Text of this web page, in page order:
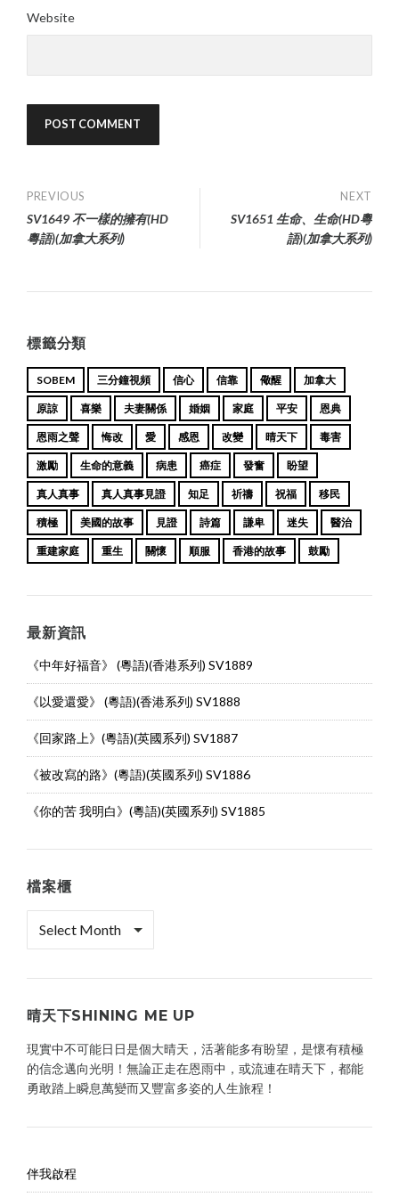
Website
Post
navigation
PREVIOUS
SV1649 不一樣的擁有(HD
粵語)(加拿大系列)
NEXT
SV1651 生命、生命(HD粵
語)(加拿大系列)
標籤分類
SOBEM 三分鐘視頻 信心 信靠 儆醒 加拿大
原諒 喜樂 夫妻關係 婚姻 家庭 平安 恩典
恩雨之聲 悔改 愛 感恩 改變 晴天下 毒害
激勵 生命的意義 病患 癌症 發奮 盼望
真人真事 真人真事見證 知足 祈禱 祝福 移民
積極 美國的故事 見證 詩篇 謙卑 迷失 醫治
重建家庭 重生 關懷 順服 香港的故事 鼓勵
最新資訊
《中年好福音》 (粵語)(香港系列) SV1889
《以愛還愛》 (粵語)(香港系列) SV1888
《回家路上》(粵語)(英國系列) SV1887
《被改寫的路》(粵語)(英國系列) SV1886
《你的苦 我明白》(粵語)(英國系列) SV1885
檔案櫃
晴天下SHINING ME UP
現實中不可能日日是個大晴天，活著能多有盼望，是懷有積極
的信念邁向光明！無論正走在恩雨中，或流連在晴天下，都能
勇敢踏上瞬息萬變而又豐富多姿的人生旅程！
伴我啟程